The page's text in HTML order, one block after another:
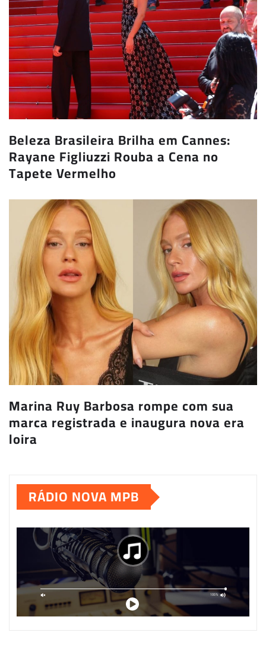
Beleza Brasileira Brilha em Cannes:
Rayane Figliuzzi Rouba a Cena no
Tapete Vermelho
Marina Ruy Barbosa rompe com sua
marca registrada e inaugura nova era
loira
RÁDIO NOVA MPB